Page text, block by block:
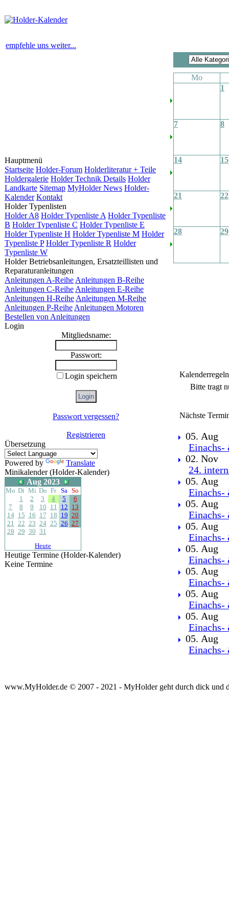
empfehle uns weiter...
Hauptmenü
Startseite Holder-Forum Holderliteratur + Teile
Holdergalerie Holder Technik Details Holder
Landkarte Sitemap MyHolder News Holder-
Kalender Kontakt
Holder Typenlisten
Holder A8 Holder Typenliste A Holder Typenliste
B Holder Typenliste C Holder Typenliste E
Holder Typenliste H Holder Typenliste M Holder
Typenliste P Holder Typenliste R Holder
Typenliste W
Holder Betriebsanleitungen, Ersatzteillisten und
Reparaturanleitungen
Anleitungen A-Reihe Anleitungen B-Reihe
Anleitungen C-Reihe Anleitungen E-Reihe
Anleitungen H-Reihe Anleitungen M-Reihe
Anleitungen P-Reihe Anleitungen Motoren
Bestellen von Anleitungen
Login
Mitgliedsname:
Passwort:
Login speichern
Passwort vergessen?
Registrieren
Übersetzung
Powered by
Translate
Minikalender (Holder-Kalender)
Aug 2023
Mo Di Mi Do Fr Sa So
1
2 3 4 5
6
7
8 9 10 11 12 13
14 15 16 17 18 19 20
21 22 23 24 25 26 27
28 29 30 31
Heute
Heutige Termine (Holder-Kalender)
Keine Termine
Mo
1
7 8
14 15
21 22
28 29
Kalenderregeln
Bitte tragt
Nächste
05. Aug
Einachs-
02. Nov
24.
05. Aug
Einachs-
05. Aug
Einachs-
05. Aug
Einachs-
05. Aug
Einachs-
05. Aug
Einachs-
05. Aug
Einachs-
05. Aug
Einachs-
05. Aug
Einachs-
www.MyHolder.de © 2007 - 2021 - MyHolder geht durch dick und